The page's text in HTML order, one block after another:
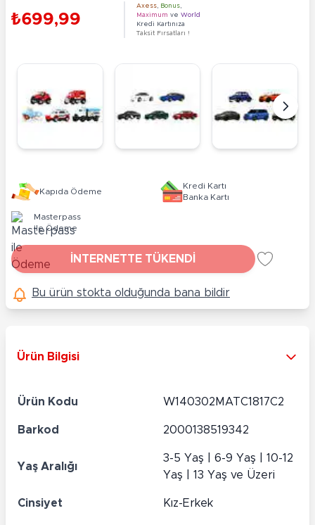
₺699,99
Axess Bonus
Maximum ve World
Kredi Kartınıza
Taksit Fırsatları !
Kapıda Ödeme
Kredi Kartı
Banka Kartı
Masterpass
ile Ödeme
İNTERNETTE TÜKENDİ
Bu ürün stokta olduğunda bana bildir
Ürün Bilgisi
Ürün Kodu W140302MATC1817C2
Barkod 2000138519342
Yaş Aralığı
3-5 Yaş | 6-9 Yaş | 10-12
Yaş | 13 Yaş ve Üzeri
Cinsiyet Kız-Erkek